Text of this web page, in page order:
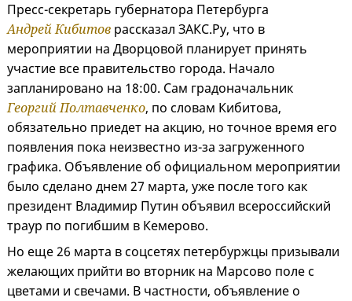
Пресс-секретарь губернатора Петербурга
Андрей Кибитов рассказал ЗАКС.Ру, что в
мероприятии на Дворцовой планирует принять
участие все правительство города. Начало
запланировано на 18:00. Сам градоначальник
Георгий Полтавченко, по словам Кибитова,
обязательно приедет на акцию, но точное время его
появления пока неизвестно из-за загруженного
графика. Объявление об официальном мероприятии
было сделано днем 27 марта, уже после того как
президент Владимир Путин объявил всероссийский
траур по погибшим в Кемерово.
Но еще 26 марта в соцсетях петербуржцы призывали
желающих прийти во вторник на Марсово поле с
цветами и свечами. В частности, объявление о